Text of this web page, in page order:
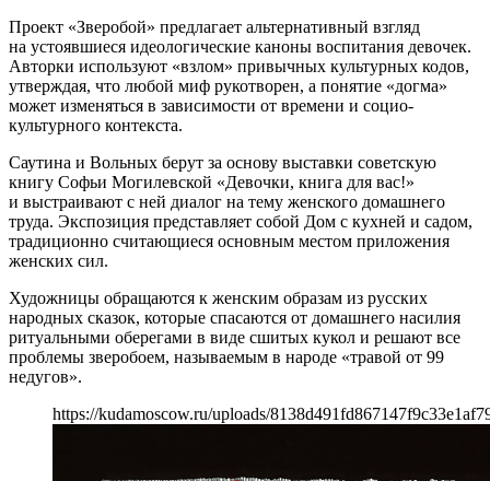
Проект «Зверобой» предлагает альтернативный взгляд
на устоявшиеся идеологические каноны воспитания девочек.
Авторки используют «взлом» привычных культурных кодов,
утверждая, что любой миф рукотворен, а понятие «догма»
может изменяться в зависимости от времени и социо-
культурного контекста.
Саутина и Вольных берут за основу выставки советскую
книгу Софьи Могилевской «Девочки, книга для вас!»
и выстраивают с ней диалог на тему женского домашнего
труда. Экспозиция представляет собой Дом с кухней и садом,
традиционно считающиеся основным местом приложения
женских сил.
Художницы обращаются к женским образам из русских
народных сказок, которые спасаются от домашнего насилия
ритуальными оберегами в виде сшитых кукол и решают все
проблемы зверобоем, называемым в народе «травой от 99
недугов».
https://kudamoscow.ru/uploads/